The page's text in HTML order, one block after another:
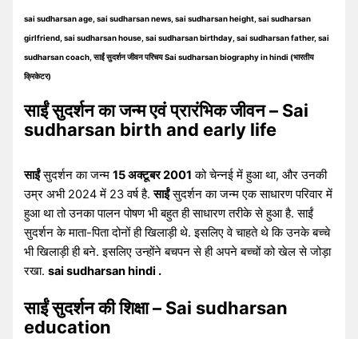
sai sudharsan age, sai sudharsan news, sai sudharsan height, sai sudharsan
girlfriend, sai sudharsan house, sai sudharsan birthday, sai sudharsan father, sai
sudharsan coach, साईं सुदर्शन जीवन परिचय Sai sudharsan biography in hindi (भारतीय
क्रिकेटर)
साईं सुदर्शन का जन्म एवं प्रारंभिक जीवन – Sai
sudharsan birth and early life
साईंसुदर्शन का जन्म15 अक्टूबर 2001 को चेन्नई में हुआ था, और उनकी
उम्र अभी 2024 में 23 वर्ष है.साईंसुदर्शन का जन्म एक साधारण परिवार में
हुआ था तो उनका पालन पोषण भी बहुत ही साधारण तरीके से हुआ है. साईं
सुदर्शन के माता-पिता दोनों ही खिलाड़ी थे. इसलिए वे चाहते थे कि उनके बच्चे
भी खिलाड़ी ही बने. इसलिए उन्होंने बचपन से ही अपने बच्चों को खेल से जोड़ा
रखा.sai sudharsan hindi .
साईं सुदर्शन की शिक्षा – Sai sudharsan
education